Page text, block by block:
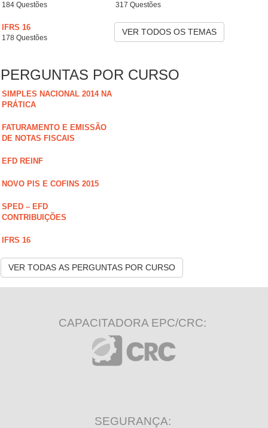
184 Questões 317 Questões
IFRS 16
178 Questões
VER TODOS OS TEMAS
PERGUNTAS POR CURSO
SIMPLES NACIONAL 2014 NA
PRÁTICA
FATURAMENTO E EMISSÃO
DE NOTAS FISCAIS
EFD REINF
NOVO PIS E COFINS 2015
SPED – EFD
CONTRIBUIÇÕES
IFRS 16
VER TODAS AS PERGUNTAS POR CURSO
CAPACITADORA EPC/CRC:
SEGURANÇA: